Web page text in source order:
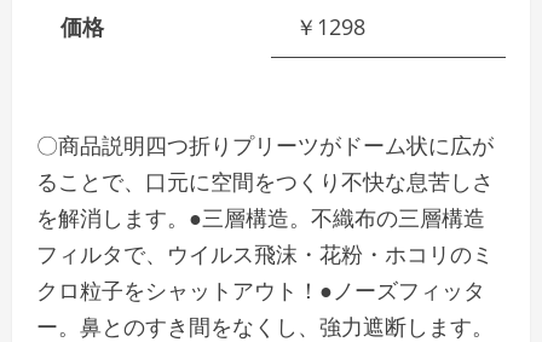
価格 ￥1298
〇商品説明四つ折りプリーツがドーム状に広が
ることで、口元に空間をつくり不快な息苦しさ
を解消します。●三層構造。不織布の三層構造
フィルタで、ウイルス飛沫・花粉・ホコリのミ
クロ粒子をシャットアウト！●ノーズフィッタ
ー。鼻とのすき間をなくし、強力遮断します。